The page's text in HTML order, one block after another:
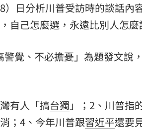
）日分析川普受訪時的談話內
自己怎麼選，永遠比別人怎麼
覺、不必擔憂」為題發文說
有人「搞台獨 」；2、川普指
；4、今年川普跟習近平還要